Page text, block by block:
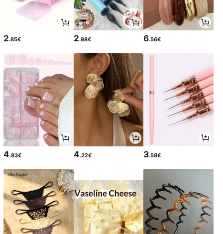
2.85€ 2.98€ 6.56€
4.83€ 4.22€ 3.58€